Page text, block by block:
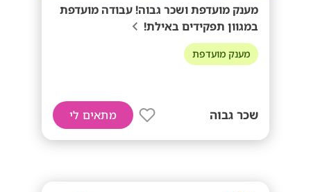
מענק מועדפת ושכר גבוה! עבודה מועדפת
במגוון תפקידים באילת!
מענק מועדפת
שכר גבוה מתאים לי